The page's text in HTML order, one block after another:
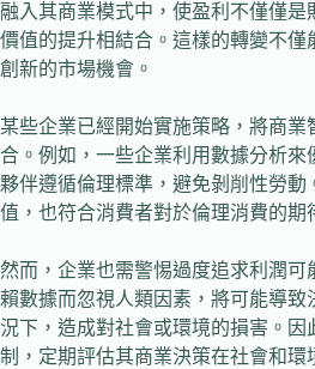
融入其商業模式中，使盈利不僅僅
價值的提升相結合。這樣的轉變不僅
創新的市場機會。
某些企業已經開始實施策略，將商
合。例如，一些企業利用數據分析
夥伴遵循倫理標準，避免剝削性勞動
值，也符合消費者對於倫理消費的期
然而，企業也需警惕過度追求利潤可
賴數據而忽視人類因素，將可能導
況下，造成對社會或環境的損害。因
制，定期評估其商業決策在社會和